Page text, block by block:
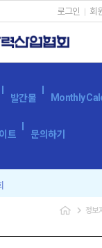
로그인 회
발간물 Monthly
트 문의하기
navigate_next 정보